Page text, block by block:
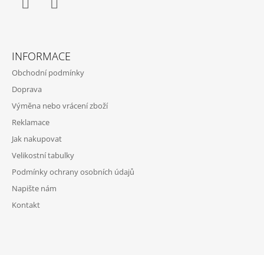
INFORMACE
Obchodní podmínky
Doprava
Výměna nebo vrácení zboží
Reklamace
Jak nakupovat
Velikostní tabulky
Podmínky ochrany osobních údajů
Napište nám
Kontakt